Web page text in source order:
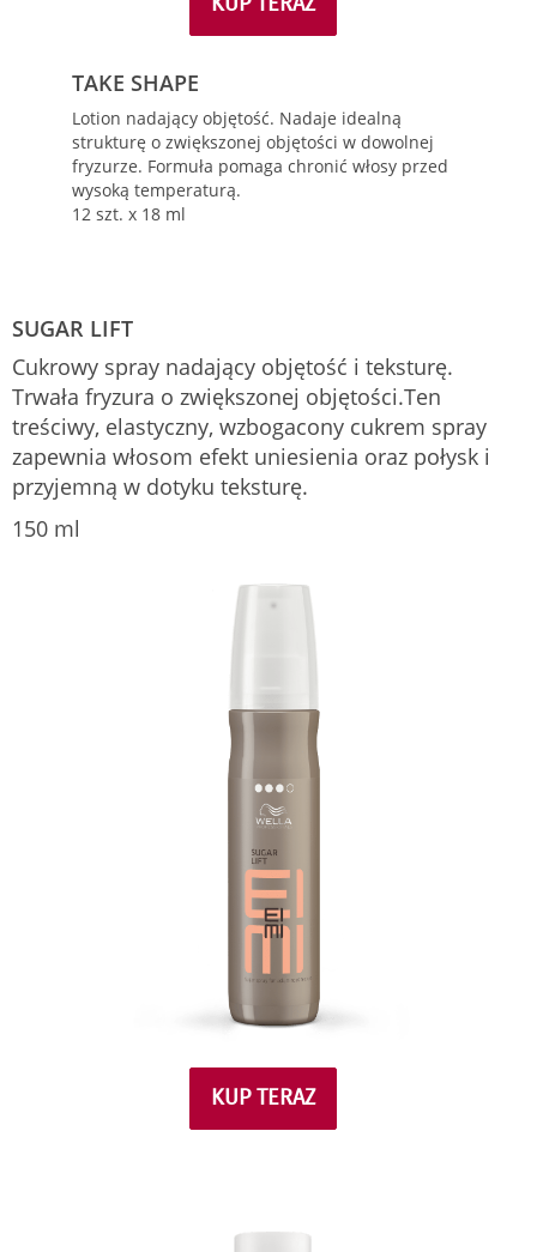
KUP TERAZ
TAKE SHAPE
Lotion nadający objętość. Nadaje idealną
strukturę o zwiększonej objętości w dowolnej
fryzurze. Formuła pomaga chronić włosy przed
wysoką temperaturą.
12 szt. x 18 ml
SUGAR LIFT
Cukrowy spray nadający objętość i teksturę.
Trwała fryzura o zwiększonej objętości.Ten
treściwy, elastyczny, wzbogacony cukrem spray
zapewnia włosom efekt uniesienia oraz połysk i
przyjemną w dotyku teksturę.
150 ml
KUP TERAZ